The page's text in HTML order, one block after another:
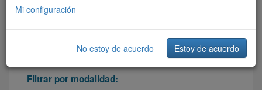
Filtrar las rutas
Filtrar por modalidad:
Mi configuración
No estoy de acuerdo Estoy de acuerdo